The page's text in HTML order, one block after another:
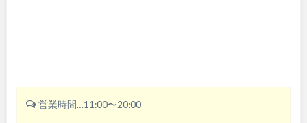
営業時間…11:00〜20:00